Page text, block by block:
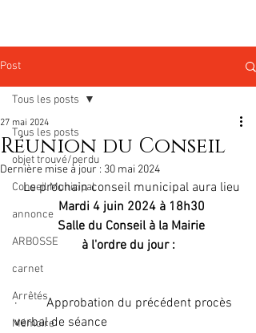
Post
Tous les posts
objet trouvé/perdu
Conseil Municipal
annonce
ARBOSSE
carnet
Arrêtés
Mémoire
Tous les posts
Réunion du Conseil
27 mai 2024
Dernière mise à jour : 30 mai 2024
  Le prochain conseil municipal aura lieu
Mardi 4 juin 2024 à 18h30
Salle du Conseil à la Mairie
à l'ordre du jour :
·         Approbation du précédent procès
verbal de séance